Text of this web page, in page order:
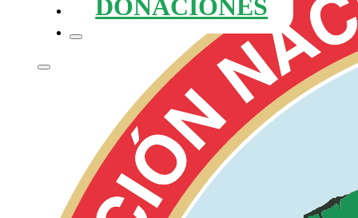
DONACIONES